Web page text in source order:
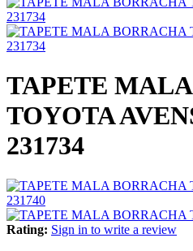
TAPETE
TOYOTA
231734
Rating: Sign in to write a review